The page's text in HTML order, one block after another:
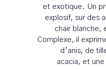
et exotique. Un
explosif, sur des
chair blanche,
Complexe, il
d’anis, de
acacia, et